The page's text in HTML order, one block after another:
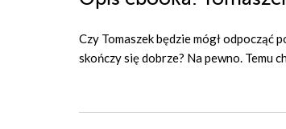
Czy Tomaszek będzie mógł odpocząć
skończy się dobrze? Na pewno. Temu